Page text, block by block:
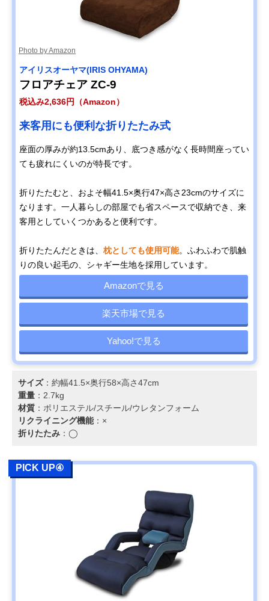
Photo by Amazon
‎アイリスオーヤマ(IRIS OHYAMA)
フロアチェア ZC-9
税込み2,636円（Amazon）
来客用にも便利な折りたたみ式
座面の厚みが約13.5cmあり、底つき感がなく長時間座ってい
ても疲れにくいのが特長です。
折りたたむと、およそ幅41.5×奥行47×高さ23cmのサイズに
なります。一人暮らしの部屋でも省スペースで収納でき、来
客用としていくつかあると便利です。
折りたたんだときは、 枕としても使用可能。ふわふわで肌触
りの良い起毛の、シャギー生地を採用しています。
Amazonで見る
楽天市場で見る
Yahoo!で見る
サイズ：約幅41.5×奥行58×高さ47cm
重量 ：2.7kg
材質 ：ポリエステル/スチール/ウレタンフォーム
リクライニング機能：×
折りたたみ ：◯
PICK UP④